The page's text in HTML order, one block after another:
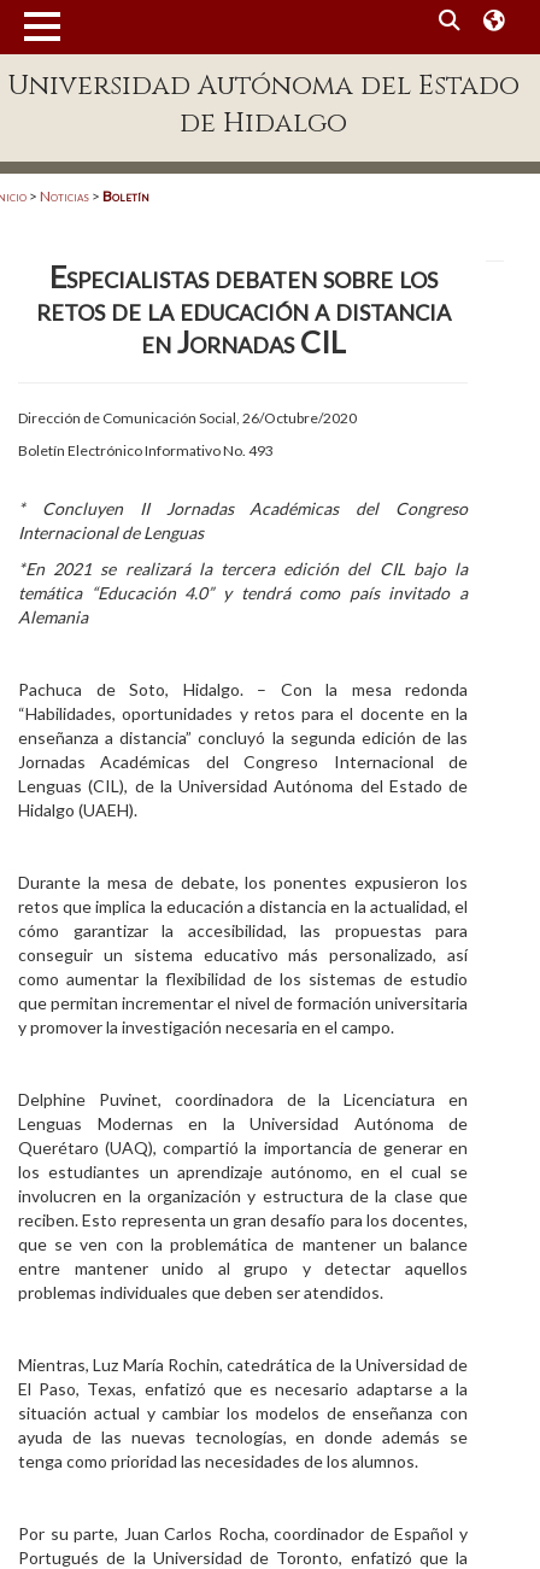
Enlaces
Patronato
Acreditación Internacional
Aspirantes
Personal
Alumni
Universidad Autónoma del Estado
de Hidalgo
> Noticias > Boletín
Especialistas debaten sobre los
retos de la educación a distancia
en Jornadas CIL
Dirección de Comunicación Social, 26/Octubre/2020
Boletín Electrónico Informativo No. 493
*
Concluyen II Jornadas Académicas del Congreso
Internacional de Lenguas
*En 2021 se realizará la tercera edición del CIL bajo la
temática “Educación 4.0” y tendrá como país invitado a
Alemania
Pachuca de Soto, Hidalgo. – Con la mesa redonda
“Habilidades, oportunidades y retos para el docente en la
enseñanza a distancia” concluyó la segunda edición de las
Jornadas Académicas del Congreso Internacional de
Lenguas (CIL), de la Universidad Autónoma del Estado de
Hidalgo (UAEH).
Durante la mesa de debate, los ponentes expusieron los
retos que implica la educación a distancia en la actualidad, el
cómo garantizar la accesibilidad, las propuestas para
conseguir un sistema educativo más personalizado, así
como aumentar la flexibilidad de los sistemas de estudio
que permitan incrementar el nivel de formación universitaria
y promover la investigación necesaria en el campo.
Delphine Puvinet, coordinadora de la Licenciatura en
Lenguas Modernas en la Universidad Autónoma de
Querétaro (UAQ), compartió la importancia de generar en
los estudiantes un aprendizaje autónomo, en el cual se
involucren en la organización y estructura de la clase que
reciben. Esto representa un gran desafío para los docentes,
que se ven con la problemática de mantener un balance
entre mantener unido al grupo y detectar aquellos
problemas individuales que deben ser atendidos.
Mientras, Luz María Rochin, catedrática de la Universidad de
El Paso, Texas, enfatizó que es necesario adaptarse a la
situación actual y cambiar los modelos de enseñanza con
ayuda de las nuevas tecnologías, en donde además se
tenga como prioridad las necesidades de los alumnos.
Por su parte, Juan Carlos Rocha, coordinador de Español y
Portugués de la Universidad de Toronto, enfatizó que la